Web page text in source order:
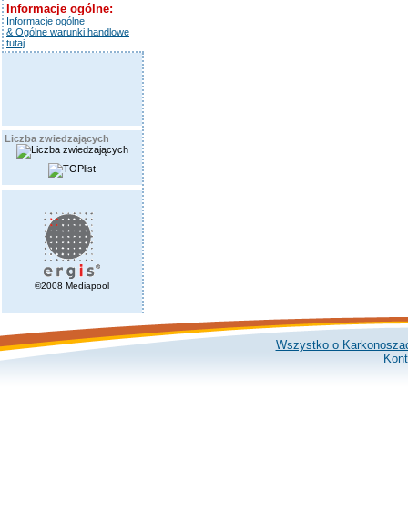
Informacje ogólne:
Informacje ogólne
& Ogólne warunki handlowe
tutaj
Liczba zwiedzających
©2008 Mediapool
Wszystko o